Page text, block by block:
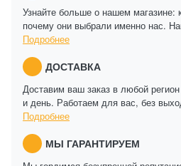
Узнайте больше о нашем
почему они выбрали именно нас.
Подробнее
ДОСТАВКА
Доставим ваш заказ в любой
и день. Работаем для вас, без
Подробнее
МЫ ГАРАНТИРУЕМ